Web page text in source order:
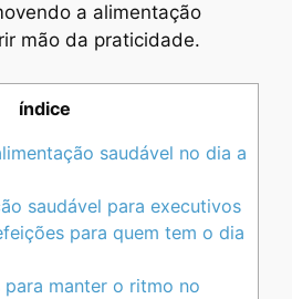
a alimentação
mão da praticidade.
índice
saudável no dia a
saudável para executivos
para quem tem o dia
para manter o ritmo no